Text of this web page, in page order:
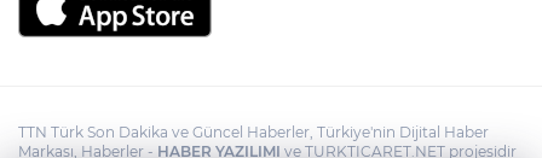
TTN Türk Son Dakika ve Güncel Haberler, Türkiye'nin Dijital Haber
Markası, Haberler - HABER YAZILIMI ve TURKTICARET.NET projesidir